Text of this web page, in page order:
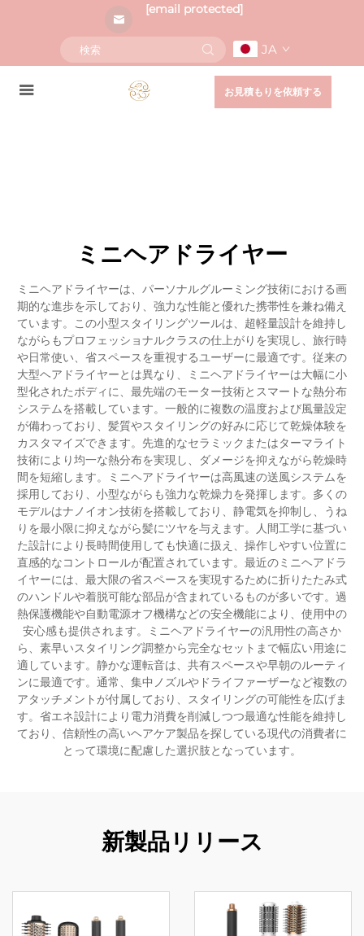
[email protected]
JA
お見積もりを依頼する
ミニヘアドライヤー
ミニヘアドライヤーは、パーソナルグルーミング技術における画
期的な進歩を示しており、強力な性能と優れた携帯性を兼ね備え
ています。この小型スタイリングツールは、超軽量設計を維持し
ながらもプロフェッショナルクラスの仕上がりを実現し、旅行時
や日常使い、省スペースを重視するユーザーに最適です。従来の
大型ヘアドライヤーとは異なり、ミニヘアドライヤーは大幅に小
型化されたボディに、最先端のモーター技術とスマートな熱分布
システムを搭載しています。一般的に複数の温度および風量設定
が備わっており、髪質やスタイリングの好みに応じて乾燥体験を
カスタマイズできます。先進的なセラミックまたはターマライト
技術により均一な熱分布を実現し、ダメージを抑えながら乾燥時
間を短縮します。ミニヘアドライヤーは高風速の送風システムを
採用しており、小型ながらも強力な乾燥力を発揮します。多くの
モデルはナノイオン技術を搭載しており、静電気を抑制し、うね
りを最小限に抑えながら髪にツヤを与えます。人間工学に基づい
た設計により長時間使用しても快適に扱え、操作しやすい位置に
直感的なコントロールが配置されています。最近のミニヘアドラ
イヤーには、最大限の省スペースを実現するために折りたたみ式
のハンドルや着脱可能な部品が含まれているものが多いです。過
熱保護機能や自動電源オフ機構などの安全機能により、使用中の
安心感も提供されます。ミニヘアドライヤーの汎用性の高さか
ら、素早いスタイリング調整から完全なセットまで幅広い用途に
適しています。静かな運転音は、共有スペースや早朝のルーティ
ンに最適です。通常、集中ノズルやドライファーザーなど複数の
アタッチメントが付属しており、スタイリングの可能性を広げま
す。省エネ設計により電力消費を削減しつつ最適な性能を維持し
ており、信頼性の高いヘアケア製品を探している現代の消費者に
とって環境に配慮した選択肢となっています。
新製品リリース